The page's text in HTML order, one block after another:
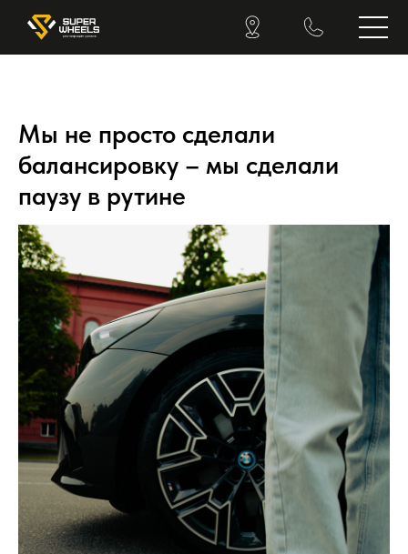
Мы не просто сделали
балансировку – мы сделали
паузу в рутине